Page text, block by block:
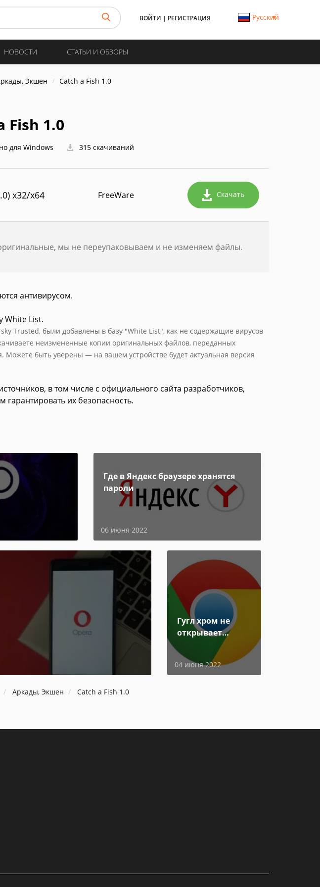
ВОЙТИ | РЕГИСТРАЦИЯ Русский
НОВОСТИ СТАТЬИ И ОБЗОРЫ
Экшен Catch a Fish 1.0
Fish 1.0
для Windows 315 скачиваний
x32/x64 FreeWare Скачать
мы не переупаковываем и не изменяем файлы.
антивирусом.
White List.
Trusted, были добавлены в базу "White List", как не содержащие вирусов
неизмененные копии оригинальных файлов, переданных
Можете быть уверены — на вашем устройстве будет актуальная версия
в том числе с официального сайта разработчиков,
их безопасность.
Где в Яндекс браузере хранятся
пароли
06 июня 2022
Гугл хром не
открывает
04 июня 2022
Аркады, Экшен Catch a Fish 1.0